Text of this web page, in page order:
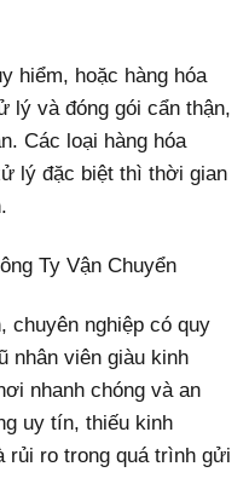
hiểm, hoặc hàng hóa
lý và đóng gói cẩn thận,
Các loại hàng hóa
lý đặc biệt thì thời gian
Ty Vận Chuyển
chuyên nghiệp có quy
nhân viên giàu kinh
nhanh chóng và an
uy tín, thiếu kinh
rủi ro trong quá trình gửi